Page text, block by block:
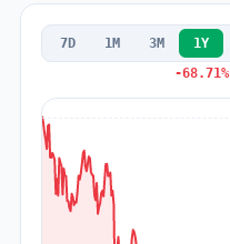
7D 1M 3M 1Y
-68.71%